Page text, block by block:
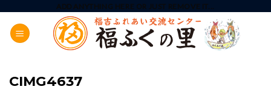
content
ADD ANYTHING HERE OR JUST REMOVE IT...
CIMG4637